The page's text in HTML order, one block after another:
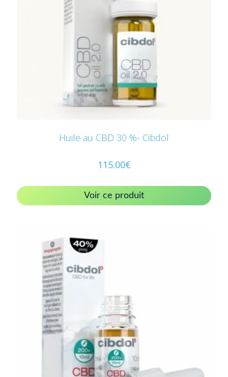
Huile au CBD 30 %- Cibdol
115.00€
Voir ce produit